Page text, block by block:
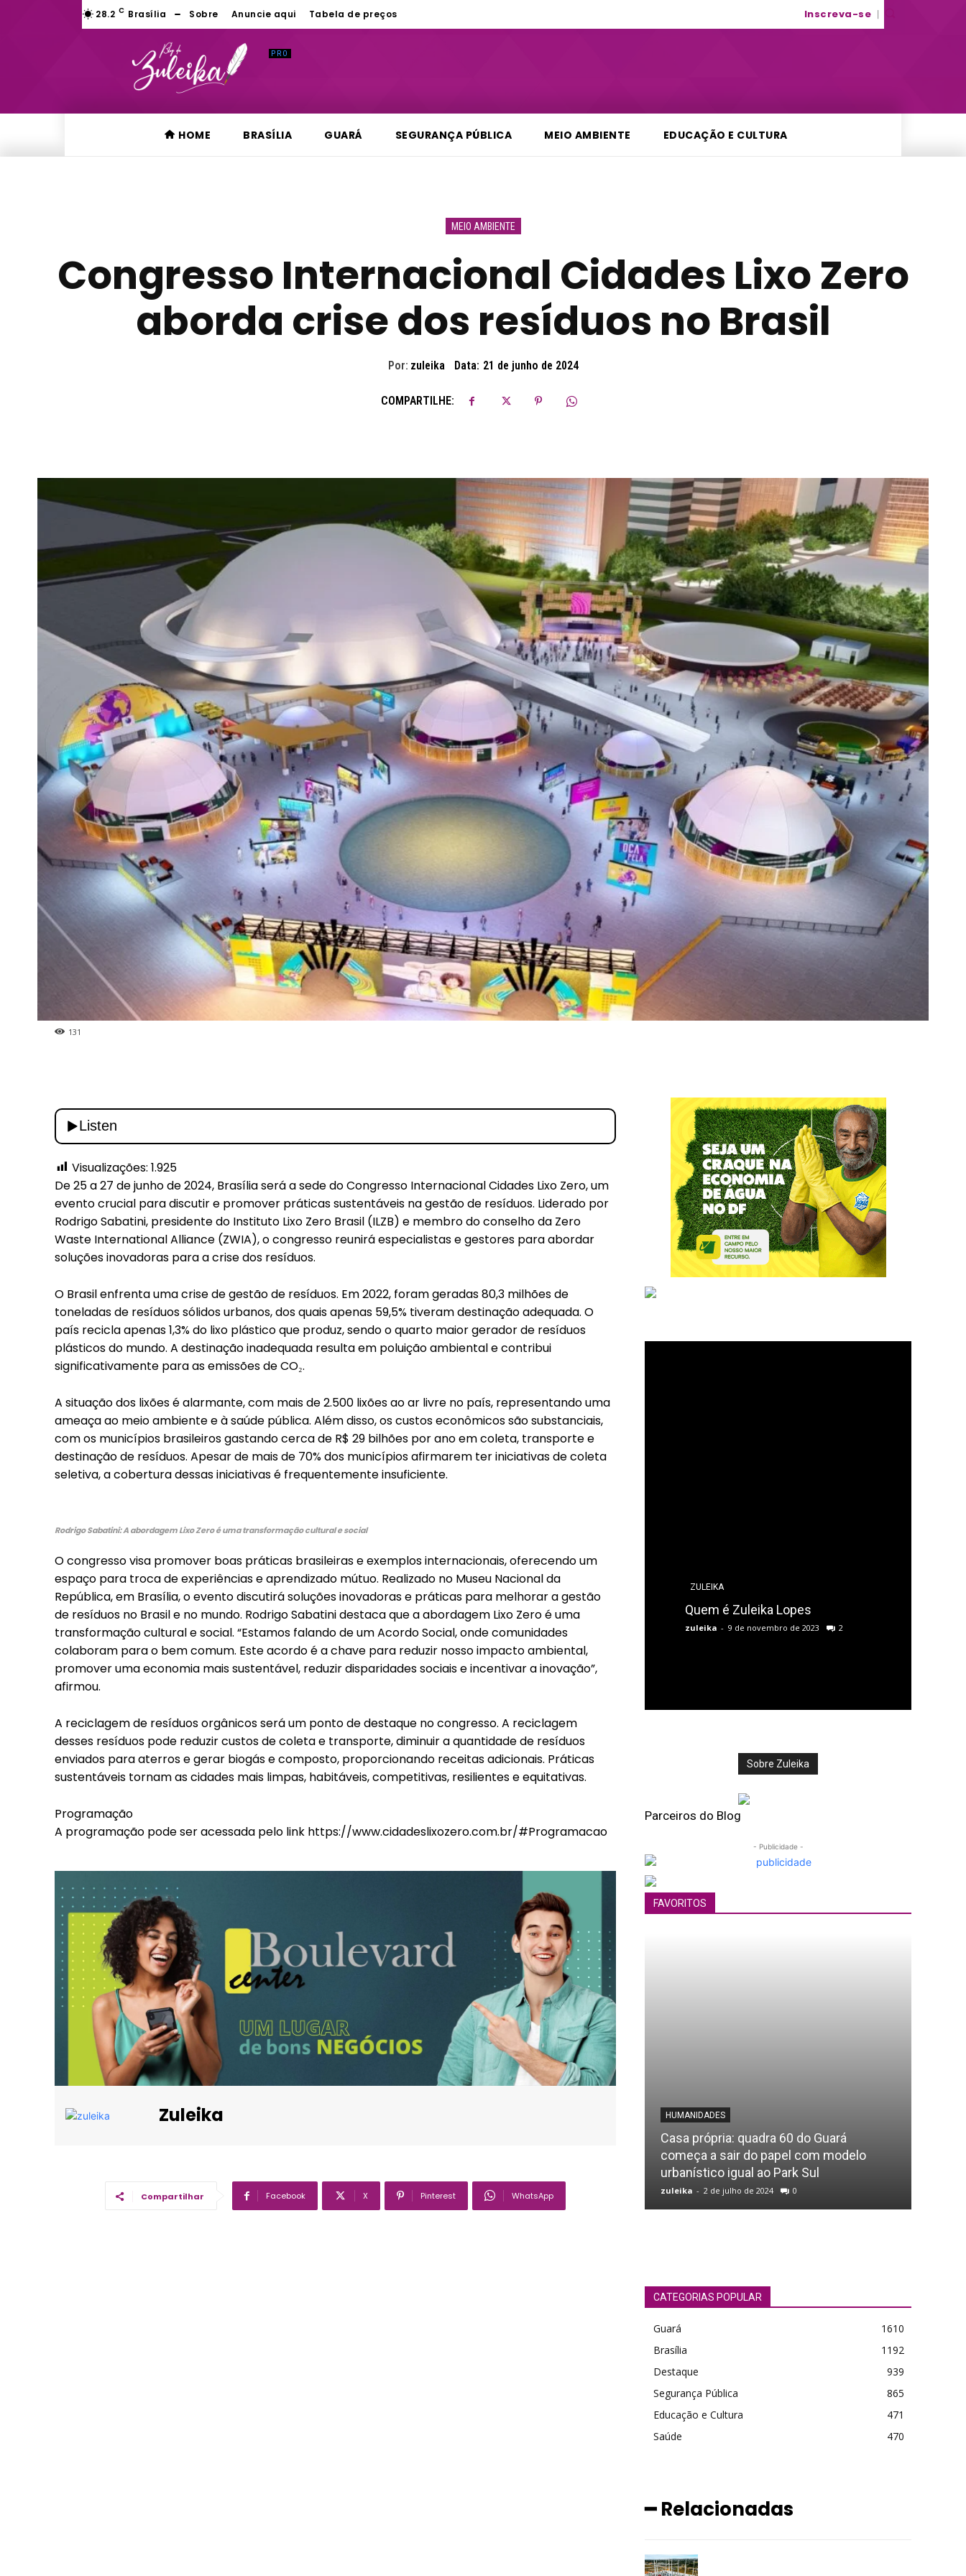
━ pricing plans
Free
Included for free:
Etiam est nibh, lobortis sit
Praesent euismod ac
Donec quis est ac felis
Orci varius natoque dolor
Pro
Full member access:
Etiam est nibh, lobortis sit
Praesent euismod ac
Ut mollis pellentesque tortor
Donec quis est ac felis
Orci varius natoque dolor
28.2 C Brasília Sobre Anuncie aqui Tabela de preços Inscreva-se
HOME BRASÍLIA GUARÁ SEGURANÇA PÚBLICA MEIO AMBIENTE EDUCAÇÃO E CULTURA
MEIO AMBIENTE
Congresso Internacional Cidades Lixo Zero
aborda crise dos resíduos no Brasil
Por: zuleika Data: 21 de junho de 2024
COMPARTILHE:
131
Visualizações: 1.925
De 25 a 27 de junho de 2024, Brasília será a sede do Congresso Internacional Cidades Lixo Zero, um
evento crucial para discutir e promover práticas sustentáveis na gestão de resíduos. Liderado por
Rodrigo Sabatini, presidente do Instituto Lixo Zero Brasil (ILZB) e membro do conselho da Zero
Waste International Alliance (ZWIA), o congresso reunirá especialistas e gestores para abordar
soluções inovadoras para a crise dos resíduos.
O Brasil enfrenta uma crise de gestão de resíduos. Em 2022, foram geradas 80,3 milhões de
toneladas de resíduos sólidos urbanos, dos quais apenas 59,5% tiveram destinação adequada. O
país recicla apenas 1,3% do lixo plástico que produz, sendo o quarto maior gerador de resíduos
plásticos do mundo. A destinação inadequada resulta em poluição ambiental e contribui
significativamente para as emissões de CO₂.
A situação dos lixões é alarmante, com mais de 2.500 lixões ao ar livre no país, representando uma
ameaça ao meio ambiente e à saúde pública. Além disso, os custos econômicos são substanciais,
com os municípios brasileiros gastando cerca de R$ 29 bilhões por ano em coleta, transporte e
destinação de resíduos. Apesar de mais de 70% dos municípios afirmarem ter iniciativas de coleta
seletiva, a cobertura dessas iniciativas é frequentemente insuficiente.
Rodrigo Sabatini: A abordagem Lixo Zero é uma transformação cultural e social
O congresso visa promover boas práticas brasileiras e exemplos internacionais, oferecendo um
espaço para troca de experiências e aprendizado mútuo. Realizado no Museu Nacional da
República, em Brasília, o evento discutirá soluções inovadoras e práticas para melhorar a gestão
de resíduos no Brasil e no mundo. Rodrigo Sabatini destaca que a abordagem Lixo Zero é uma
transformação cultural e social. “Estamos falando de um Acordo Social, onde comunidades
colaboram para o bem comum. Este acordo é a chave para reduzir nosso impacto ambiental,
promover uma economia mais sustentável, reduzir disparidades sociais e incentivar a inovação”,
afirmou.
A reciclagem de resíduos orgânicos será um ponto de destaque no congresso. A reciclagem
desses resíduos pode reduzir custos de coleta e transporte, diminuir a quantidade de resíduos
enviados para aterros e gerar biogás e composto, proporcionando receitas adicionais. Práticas
sustentáveis tornam as cidades mais limpas, habitáveis, competitivas, resilientes e equitativas.
Programação
A programação pode ser acessada pelo link https://www.cidadeslixozero.com.br/#Programacao
Zuleika
Compartilhar Facebook X Pinterest WhatsApp
ZULEIKA
Quem é Zuleika Lopes
zuleika - 9 de novembro de 2023 2
Sobre Zuleika
Parceiros do Blog
- Publicidade -
FAVORITOS
HUMANIDADES
Casa própria: quadra 60 do Guará
começa a sair do papel com modelo
urbanístico igual ao Park Sul
zuleika - 2 de julho de 2024 0
CATEGORIAS POPULAR
Guará
1610
Brasília
1192
Destaque
939
Segurança Pública
865
Educação e Cultura
471
Saúde
470
━ Relacionadas